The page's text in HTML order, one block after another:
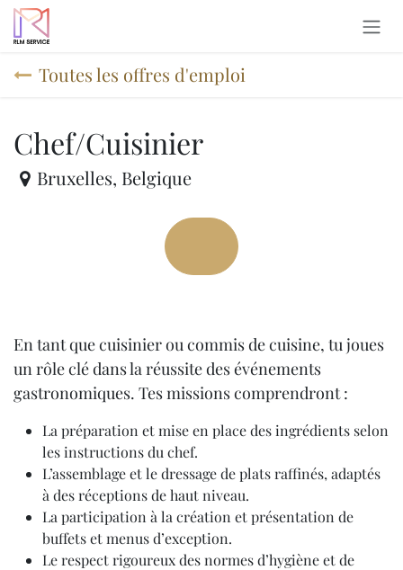
Se rendre au contenu
Toutes les offres d'emploi
Chef/Cuisinier
Bruxelles, Belgique
En tant que cuisinier ou commis de cuisine, tu joues
un rôle clé dans la réussite des événements
gastronomiques. Tes missions comprendront :
La préparation et mise en place des ingrédients selon
les instructions du chef.
L’assemblage et le dressage de plats raffinés, adaptés
à des réceptions de haut niveau.
La participation à la création et présentation de
buffets et menus d’exception.
Le respect rigoureux des normes d’hygiène et de